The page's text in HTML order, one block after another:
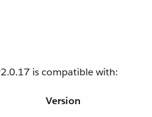
is compatible with:
Version